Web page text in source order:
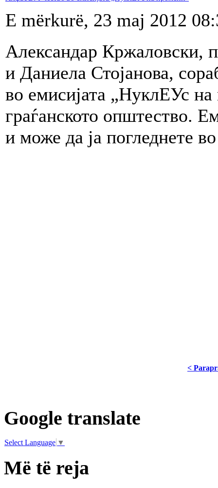
E mërkurë, 23 maj 2012
Александар
и Даниела Стојанова,
во емисијата „НуклЕУс
граѓанското општество.
и може да ја погледнете
<
Google translate
Select Language ▼
Më të reja